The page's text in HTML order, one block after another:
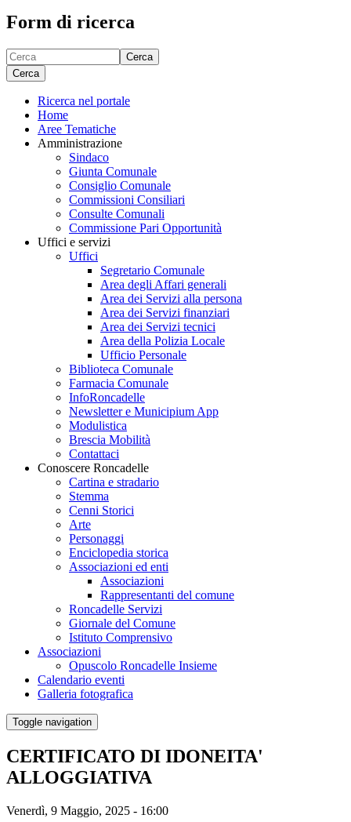
Form di ricerca
Cerca
Cerca
Ricerca nel portale
Home
Aree Tematiche
Amministrazione
Sindaco
Giunta Comunale
Consiglio Comunale
Commissioni Consiliari
Consulte Comunali
Commissione Pari Opportunità
Uffici e servizi
Uffici
Segretario Comunale
Area degli Affari generali
Area dei Servizi alla persona
Area dei Servizi finanziari
Area dei Servizi tecnici
Area della Polizia Locale
Ufficio Personale
Biblioteca Comunale
Farmacia Comunale
InfoRoncadelle
Newsletter e Municipium App
Modulistica
Brescia Mobilità
Contattaci
Conoscere Roncadelle
Cartina e stradario
Stemma
Cenni Storici
Arte
Personaggi
Enciclopedia storica
Associazioni ed enti
Associazioni
Rappresentanti del comune
Roncadelle Servizi
Giornale del Comune
Istituto Comprensivo
Associazioni
Opuscolo Roncadelle Insieme
Calendario eventi
Galleria fotografica
Toggle navigation
CERTIFICATO DI IDONEITA'
ALLOGGIATIVA
Venerdì, 9 Maggio, 2025 - 16:00